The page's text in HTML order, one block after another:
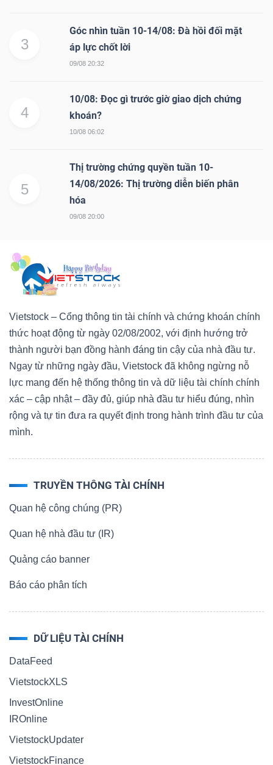
3
Góc nhìn tuần 10-14/08: Đà hồi đối mặt
áp lực chốt lời
09/08 20:32
4
10/08: Đọc gì trước giờ giao dịch chứng
khoán?
10/08 06:02
5
Thị trường chứng quyền tuần 10-
14/08/2026: Thị trường diễn biến phân
hóa
09/08 20:00
Vietstock – Cổng thông tin tài chính và chứng khoán chính
thức hoạt động từ ngày 02/08/2002, với định hướng trở
thành người bạn đồng hành đáng tin cậy của nhà đầu tư.
Ngay từ những ngày đầu, Vietstock đã không ngừng nỗ
lực mang đến hệ thống thông tin và dữ liệu tài chính chính
xác – cập nhật – đầy đủ, giúp nhà đầu tư hiểu đúng, nhìn
rộng và tự tin đưa ra quyết định trong hành trình đầu tư của
mình.
TRUYỀN THÔNG TÀI CHÍNH
Quan hệ công chúng (PR)
Quan hệ nhà đầu tư (IR)
Quảng cáo banner
Báo cáo phân tích
DỮ LIỆU TÀI CHÍNH
DataFeed
VietstockXLS
InvestOnline
IROnline
VietstockUpdater
VietstockFinance
(-)
Công
tư
Truyền
thông
liệu
tài